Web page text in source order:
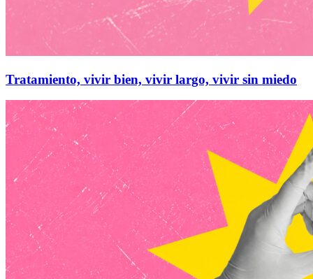
Tratamiento, vivir bien, vivir largo, vivir sin miedo